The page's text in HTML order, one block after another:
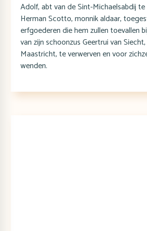
Adolf, abt van de Sint-Michaelsabdij
Herman Scotto, monnik aldaar,
erfgoederen die hem zullen toevallen
van zijn schoonzus Geertrui van
Maastricht, te verwerven en voor
wenden.